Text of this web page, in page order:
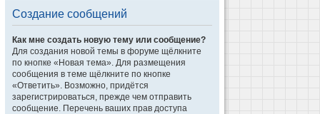
Создание сообщений
Как мне создать новую тему или сообщение?
Для создания новой темы в форуме щёлкните
по кнопке «Новая тема». Для размещения
сообщения в теме щёлкните по кнопке
«Ответить». Возможно, придётся
зарегистрироваться, прежде чем отправить
сообщение. Перечень ваших прав доступа